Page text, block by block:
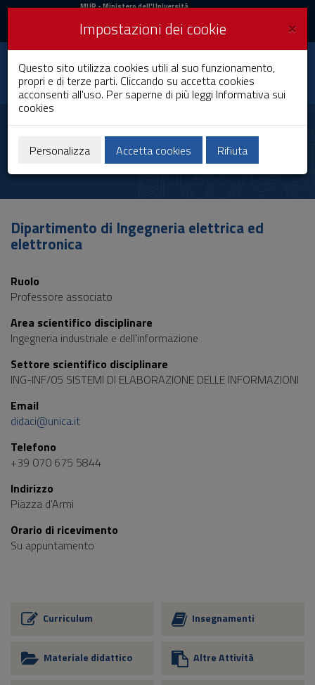
Vai
al
navigazione
sito
al
Footer
MIUR
Accedi
MUR- Ministero dell'Università
Accedi UniCA News
Toggle
navigation
Università degli
Studi di Cagliari
Luca Didaci
Dipartimento di Ingegneria elettrica ed
elettronica
Ruolo
Professore associato
Area scientifico disciplinare
Ingegneria industriale e dell'informazione
Settore scientifico disciplinare
ING-INF/05 SISTEMI DI ELABORAZIONE DELLE INFORMAZIONI
Email
didaci@unica.it
Telefono
+39 070 675 5844
Indirizzo
Piazza d'Armi
Orario di ricevimento
Su appuntamento
Curriculum Insegnamenti
Materiale didattico Altre Attività
×
Impostazioni dei cookie
Questo sito utilizza cookies utili al suo funzionamento,
propri e di terze parti. Cliccando su accetta cookies
acconsenti all'uso. Per saperne di più leggi Informativa sui
cookies
Personalizza Accetta cookies Rifiuta